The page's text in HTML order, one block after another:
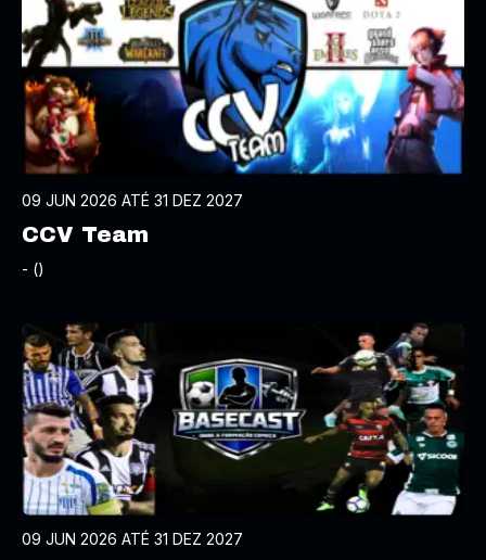
09 JUN 2026 ATÉ 31 DEZ 2027
CCV Team
- ()
09 JUN 2026 ATÉ 31 DEZ 2027